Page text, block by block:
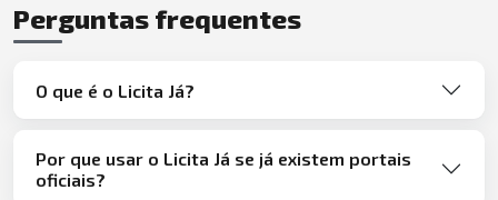
Perguntas frequentes
O que é o Licita Já?
Por que usar o Licita Já se já existem portais
oficiais?